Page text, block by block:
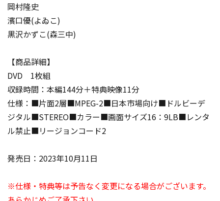
岡村隆史
濱口優(よゐこ)
黒沢かずこ(森三中)
【商品詳細】
DVD 1枚組
収録時間：本編144分＋特典映像11分
仕様：■片面2層■MPEG-2■日本市場向け■ドルビーデ
ジタル■STEREO■カラー■画面サイズ16：9LB■レンタ
ル禁止■リージョンコード2
発売日：2023年10月11日
※仕様・特典等は予告なく変更になる場合がございます。